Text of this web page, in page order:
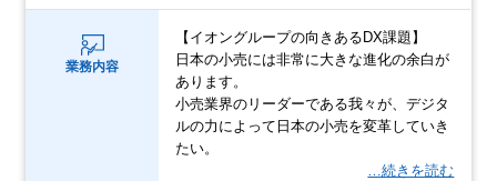
業務内容
【イオングループの向きあるDX課題】
日本の小売には非常に大きな進化の余白が
あります。
小売業界のリーダーである我々が、デジタ
ルの力によって日本の小売を変革していき
たい。
…続きを読む